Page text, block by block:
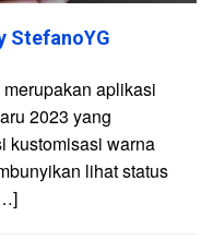
StefanoYG
aplikasi
2023 yang
kustomisasi warna
lihat status